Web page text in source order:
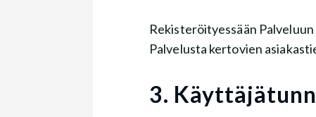
Rekisteröityessään
Palvelusta kertovien
3.